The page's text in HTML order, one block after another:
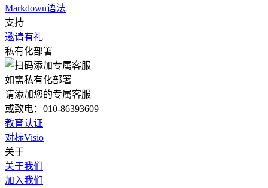
Markdown语法
支持
邀请有礼
私有化部署
如需私有化部署
请添加您的专属客服
或致电：010-86393609
教育认证
对标Visio
关于
关于我们
加入我们